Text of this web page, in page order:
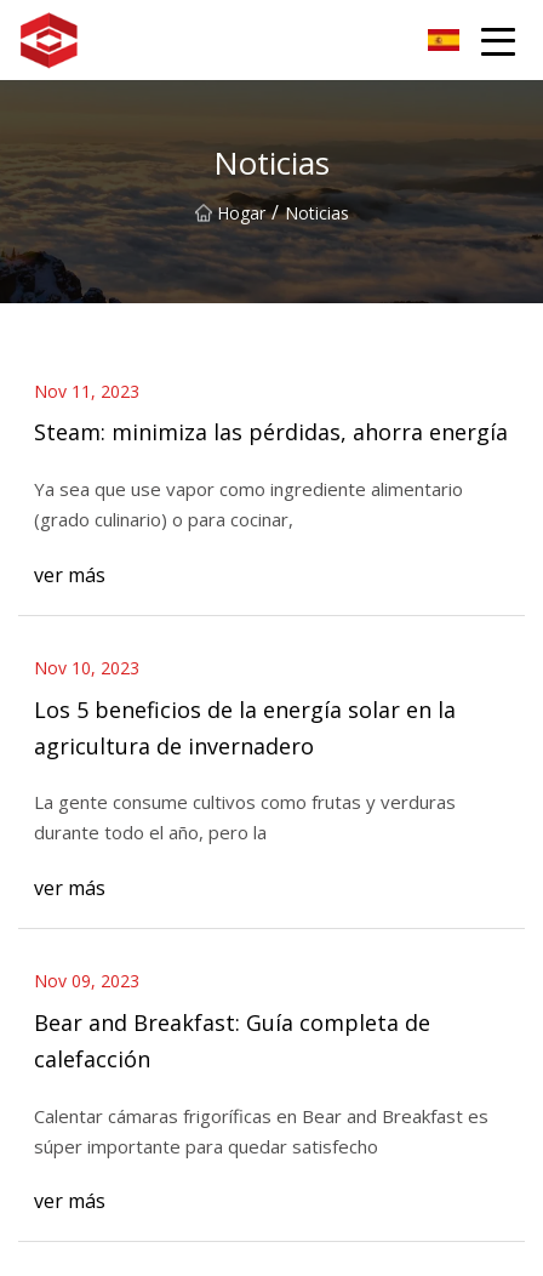
Noticias
Hogar / Noticias
Nov 11, 2023
Steam: minimiza las pérdidas, ahorra energía
Ya sea que use vapor como ingrediente alimentario
(grado culinario) o para cocinar,
ver más
Nov 10, 2023
Los 5 beneficios de la energía solar en la
agricultura de invernadero
La gente consume cultivos como frutas y verduras
durante todo el año, pero la
ver más
Nov 09, 2023
Bear and Breakfast: Guía completa de
calefacción
Calentar cámaras frigoríficas en Bear and Breakfast es
súper importante para quedar satisfecho
ver más